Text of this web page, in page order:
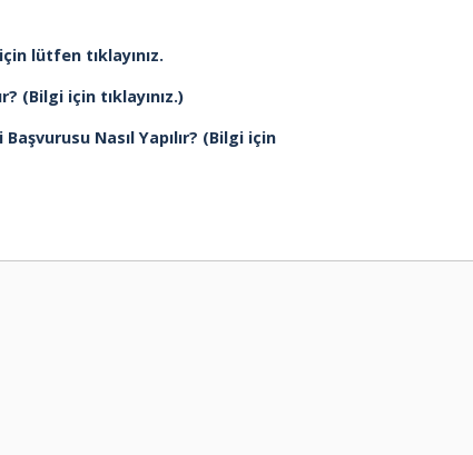
lütfen tıklayınız.
(Bilgi için tıklayınız.)
Nasıl Yapılır? (Bilgi için